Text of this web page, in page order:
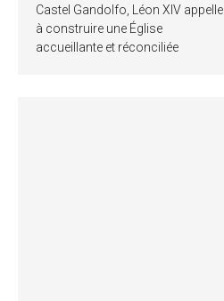
Castel Gandolfo, Léon XIV appelle
à construire une Église
accueillante et réconciliée